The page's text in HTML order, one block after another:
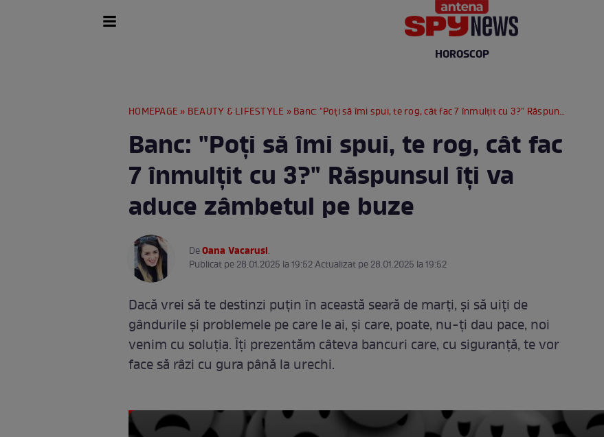
HOROSCOP
HOMEPAGE » BEAUTY & LIFESTYLE » Banc: "Poţi să îmi spui, te rog, cât fac 7 înmulţit cu 3?" Răspunsul îți va aduce zâmbetul pe buze
Banc: "Poţi să îmi spui, te rog, cât fac
7 înmulţit cu 3?" Răspunsul îți va
aduce zâmbetul pe buze
DeOana Vacarusi.
Publicat pe 28.01.2025 la 19:52 Actualizat pe 28.01.2025 la 19:52
Dacă vrei să te destinzi puțin în această seară de marți, și să uiți de
gândurile și problemele pe care le ai, și care, poate, nu-ți dau pace, noi
venim cu soluția. Îți prezentăm câteva bancuri care, cu siguranță, te vor
face să râzi cu gura până la urechi.